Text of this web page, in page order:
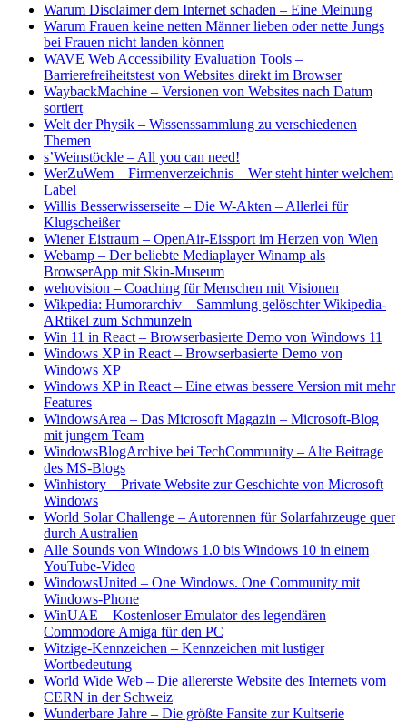
Warum Disclaimer dem Internet schaden – Eine Meinung
Warum Frauen keine netten Männer lieben oder nette Jungs
bei Frauen nicht landen können
WAVE Web Accessibility Evaluation Tools –
Barrierefreiheitstest von Websites direkt im Browser
WaybackMachine – Versionen von Websites nach Datum
sortiert
Welt der Physik – Wissenssammlung zu verschiedenen
Themen
s’Weinstöckle – All you can need!
WerZuWem – Firmenverzeichnis – Wer steht hinter welchem
Label
Willis Besserwisserseite – Die W-Akten – Allerlei für
Klugscheißer
Wiener Eistraum – OpenAir-Eissport im Herzen von Wien
Webamp – Der beliebte Mediaplayer Winamp als
BrowserApp mit Skin-Museum
wehovision – Coaching für Menschen mit Visionen
Wikpedia: Humorarchiv – Sammlung gelöschter Wikipedia-
ARtikel zum Schmunzeln
Win 11 in React – Browserbasierte Demo von Windows 11
Windows XP in React – Browserbasierte Demo von
Windows XP
Windows XP in React – Eine etwas bessere Version mit mehr
Features
WindowsArea – Das Microsoft Magazin – Microsoft-Blog
mit jungem Team
WindowsBlogArchive bei TechCommunity – Alte Beitrage
des MS-Blogs
Winhistory – Private Website zur Geschichte von Microsoft
Windows
World Solar Challenge – Autorennen für Solarfahrzeuge quer
durch Australien
Alle Sounds von Windows 1.0 bis Windows 10 in einem
YouTube-Video
WindowsUnited – One Windows. One Community mit
Windows-Phone
WinUAE – Kostenloser Emulator des legendären
Commodore Amiga für den PC
Witzige-Kennzeichen – Kennzeichen mit lustiger
Wortbedeutung
World Wide Web – Die allererste Website des Internets vom
CERN in der Schweiz
Wunderbare Jahre – Die größte Fansite zur Kultserie